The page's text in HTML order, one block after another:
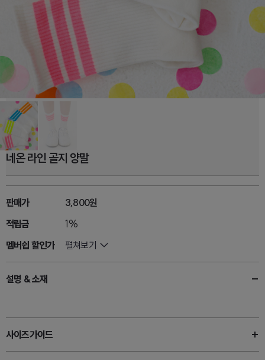
네온 라인 골지 양말
판매가
3,800원
적립금
1%
멤버쉽 할인가
펼쳐보기
설명 & 소재
사이즈가이드